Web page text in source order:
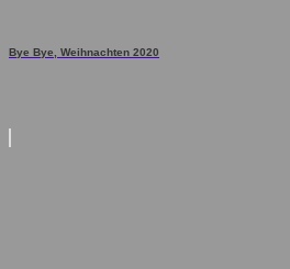
Bye Bye, Weihnachten 2020